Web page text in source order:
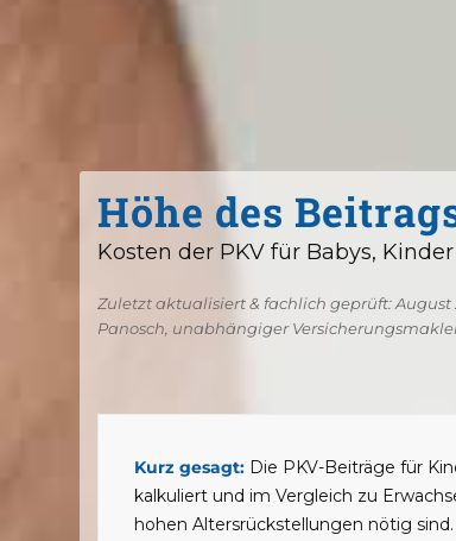
Höhe des
Kosten der PKV für Babys,
Zuletzt aktualisiert & fachlich geprüft: August
Panosch, unabhängiger
Kurz gesagt: Die PKV-Beiträge für
kalkuliert und im Vergleich zu
hohen Altersrückstellungen nötig